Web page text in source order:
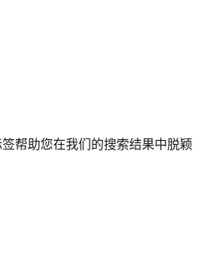
帮助您在我们的搜索结果中脱颖